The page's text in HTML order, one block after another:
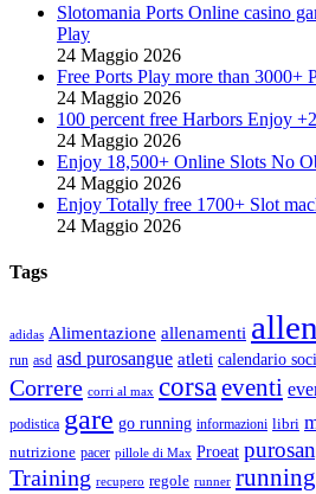
Slotomania Ports Online casino
Play
24 Maggio 2026
Free Ports Play more than 3000+
24 Maggio 2026
100 percent free Harbors Enjoy
24 Maggio 2026
Enjoy 18,500+ Online Slots No
24 Maggio 2026
Enjoy Totally free 1700+ Slot
24 Maggio 2026
Tags
adidas Alimentazione allenamenti
run asd asd purosangue atleti calendario
Correre corri al max corsa eventi
podistica gare go running informazioni libri
nutrizione pacer pillole di Max Proeat
Training recupero regole runner running